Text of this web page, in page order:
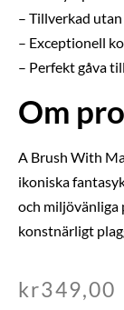
– Tillverkad
– Exceptionell
– Perfekt gåva
Om
A Brush With
ikoniska
och miljövänliga
konstnärligt
kr349,00